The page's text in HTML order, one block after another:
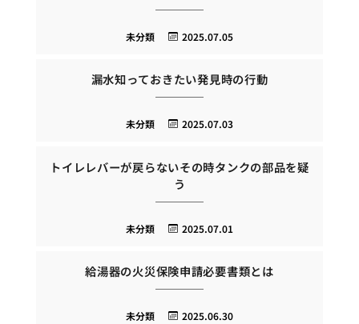
2025.07.05
未分類
漏水知っておきたい発見時の行動
2025.07.03
未分類
トイレレバーが戻らないその時タンクの部品を疑
う
2025.07.01
未分類
給湯器の火災保険申請必要書類とは
2025.06.30
未分類